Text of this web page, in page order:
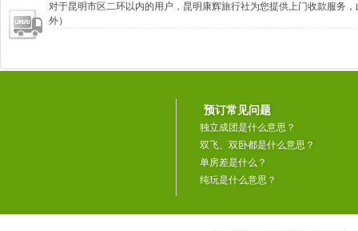
对于昆明市区二环以内的用户，昆明康辉旅行社为您提供上门收款服务
外）
预订常见问题
独立成团是什么意思？
双飞、双卧都是什么意思？
单房差是什么？
纯玩是什么意思？